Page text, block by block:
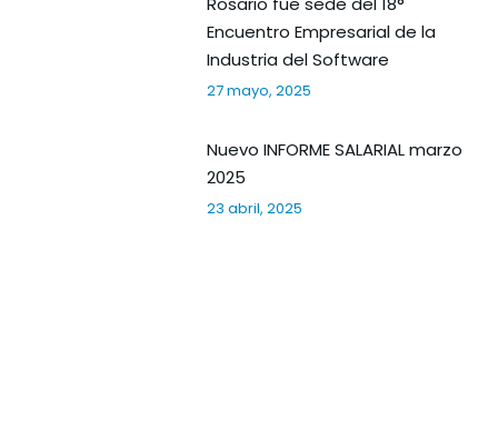
Encuentro Empresarial de la
Industria del Software
27 mayo, 2025
Nuevo INFORME SALARIAL marzo
2025
23 abril, 2025